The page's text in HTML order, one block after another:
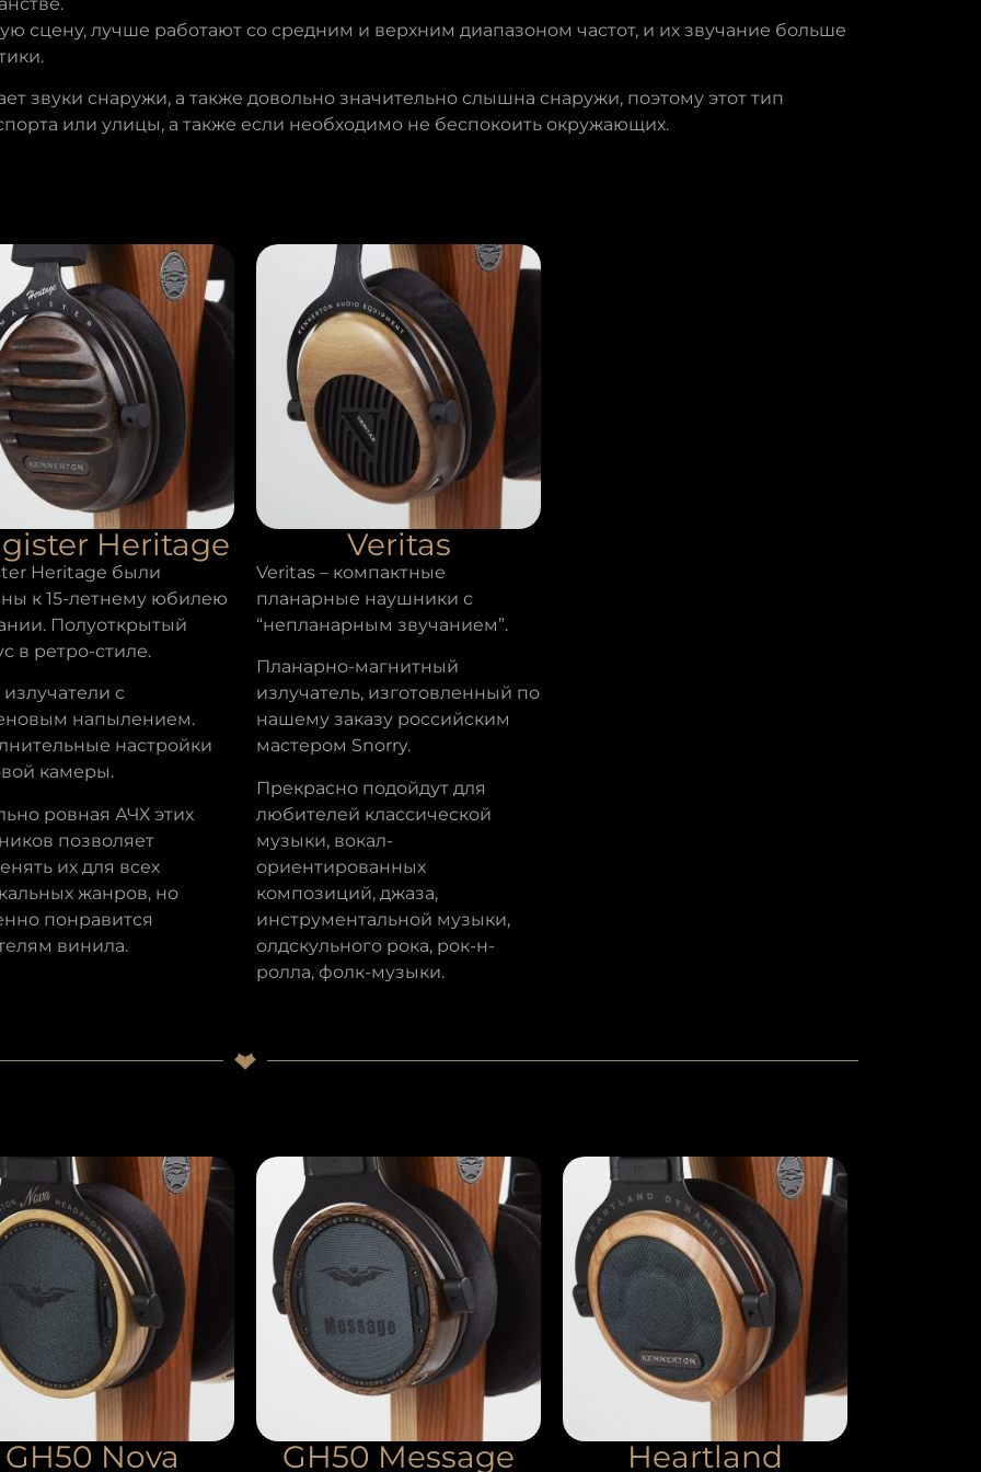
сцену, лучше работают со средним и верхним диапазоном частот, и их звучание больше
звуки снаружи, а также довольно значительно слышна снаружи, поэтому этот тип
или улицы, а также если необходимо не беспокоить окружающих.
Heritage
Heritage были
к 15-летнему юбилею
Полуоткрытый
в ретро-стиле.
с
напылением.
настройки
камеры.
ровная АЧХ этих
позволяет
их для всех
жанров, но
понравится
винила.
Veritas
Veritas – компактные
планарные наушники с
“непланарным звучанием”.
Планарно-магнитный
излучатель, изготовленный по
нашему заказу российским
мастером Snorry.
Прекрасно подойдут для
любителей классической
музыки, вокал-
ориентированных
композиций, джаза,
инструментальной музыки,
олдскульного рока, рок-н-
ролла, фолк-музыки.
GH50 Nova GH50 Message
Heartland